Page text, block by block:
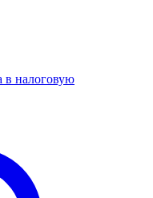
в налоговую